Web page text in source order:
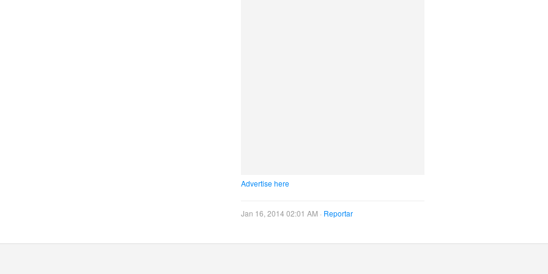
Advertise here
Jan 16, 2014 02:01 AM · Reportar